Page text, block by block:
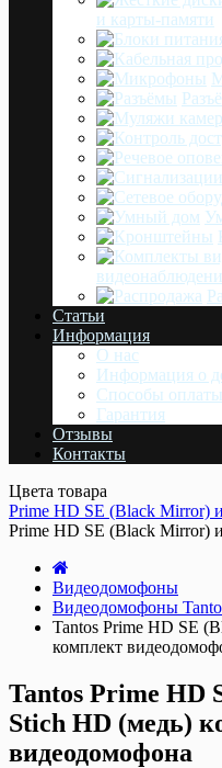
и карты-памяти
Статьи
Информация
О нас
Информация о
Cпособы оплаты
Гарантия
Отзывы
Контакты
Цвета товара
Prime HD SE (Black Mirror)
Prime HD SE (Black Mirror)
Видеодомофоны
Видеодомофоны
Tantos Prime HD SE
комплект
Tantos Prime HD
Stich HD (медь)
видеодомофона